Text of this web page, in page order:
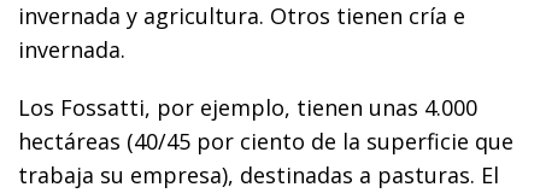
invernada y agricultura. Otros tienen cría e
invernada.
Los Fossatti, por ejemplo, tienen unas 4.000
hectáreas (40/45 por ciento de la superficie que
trabaja su empresa), destinadas a pasturas. El